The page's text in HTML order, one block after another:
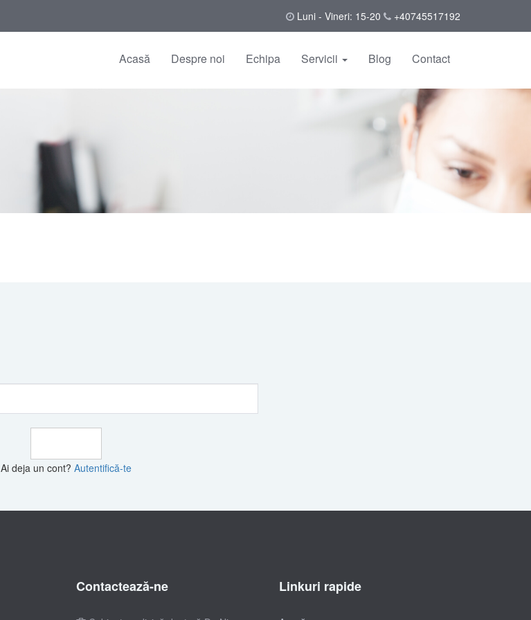
Luni - Vineri: 15-20 +40745517192
Acasă Despre noi Echipa Servicii Blog Contact
Ai deja un cont? Autentifică-te
Contactează-ne Linkuri rapide